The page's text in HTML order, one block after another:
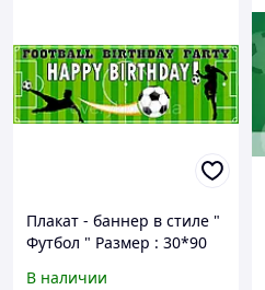
Плакат - баннер в стиле "
Футбол " Размер : 30*90
В наличии